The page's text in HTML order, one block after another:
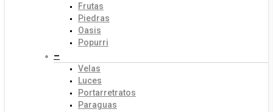
Frutas
Piedras
Oasis
Popurri
–
Velas
Luces
Portarretratos
Paraguas